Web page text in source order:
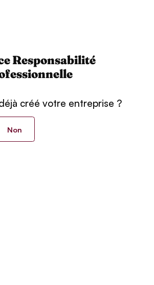
Responsabilité
créé votre entreprise ?
Non